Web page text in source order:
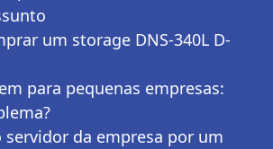
um storage DNS-340L D-
para pequenas empresas:
servidor da empresa por um